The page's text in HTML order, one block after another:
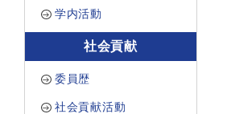
学内活動
社会貢献
委員歴
社会貢献活動